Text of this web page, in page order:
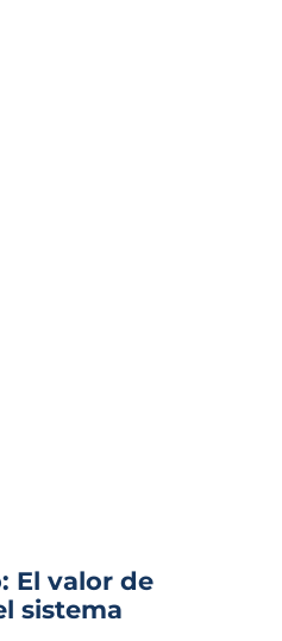
El valor de
sistema